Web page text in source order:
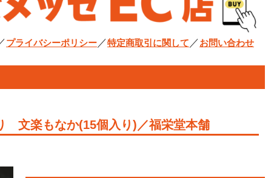
プライバシーポリシー ／特定商取引に関して ／ お問い合わせ
文楽もなか(15個入り)／福栄堂本舗